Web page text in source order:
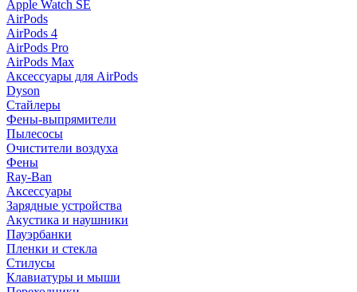
Apple Watch SE
AirPods
AirPods 4
AirPods Pro
AirPods Max
Аксессуары для AirPods
Dyson
Стайлеры
Фены-выпрямители
Пылесосы
Очистители воздуха
Фены
Ray-Ban
Аксессуары
Зарядные устройства
Акустика и наушники
Пауэрбанки
Пленки и стекла
Стилусы
Клавиатуры и мыши